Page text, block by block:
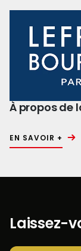
À propos de
EN SAVOIR +
Laissez-